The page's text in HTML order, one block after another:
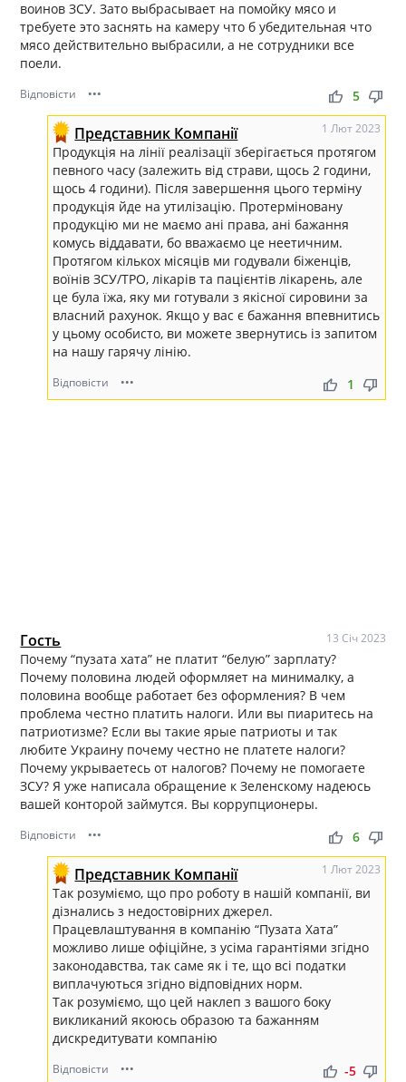
воинов ЗСУ. Зато выбрасывает на помойку мясо и
требуете это заснять на камеру что б убедительная что
мясо действительно выбрасили, а не сотрудники все
поели.
Відповісти ••• thumb_up thumb_down
5
Представник Компанії 1 Лют 2023
Продукція на лінії реалізації зберігається протягом
певного часу (залежить від страви, щось 2 години,
щось 4 години). Після завершення цього терміну
продукція йде на утилізацію. Протерміновану
продукцію ми не маємо ані права, ані бажання
комусь віддавати, бо вважаємо це неетичним.
Протягом кількох місяців ми годували біженців,
воїнів ЗСУ/ТРО, лікарів та пацієнтів лікарень, але
це була їжа, яку ми готували з якісної сировини за
власний рахунок. Якщо у вас є бажання впевнитись
у цьому особисто, ви можете звернутись із запитом
на нашу гарячу лінію.
Відповісти ••• thumb_up thumb_down
1
Гость 13 Січ 2023
Почему “пузата хата” не платит “белую” зарплату?
Почему половина людей оформляет на минималку, а
половина вообще работает без оформления? В чем
проблема честно платить налоги. Или вы пиаритесь на
патриотизме? Если вы такие ярые патриоты и так
любите Украину почему честно не платете налоги?
Почему укрываетесь от налогов? Почему не помогаете
ЗСУ? Я уже написала обращение к Зеленскому надеюсь
вашей конторой займутся. Вы коррупционеры.
Відповісти ••• thumb_up thumb_down
6
Представник Компанії 1 Лют 2023
Так розуміємо, що про роботу в нашій компанії, ви
дізнались з недостовірних джерел.
Працевлаштування в компанію “Пузата Хата”
можливо лише офіційне, з усіма гарантіями згідно
законодавства, так саме як і те, що всі податки
виплачуються згідно відповідних норм.
Так розуміємо, що цей наклеп з вашого боку
викликаний якоюсь образою та бажанням
дискредитувати компанію
Відповісти ••• thumb_up thumb_down
-5